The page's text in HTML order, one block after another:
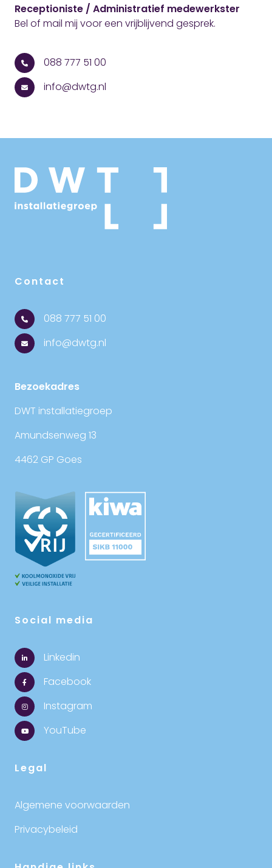
Receptioniste / Administratief medewerkster
Bel of mail mij voor een vrijblijvend gesprek.
088 777 51 00
info@dwtg.nl
Contact
088 777 51 00
info@dwtg.nl
Bezoekadres
DWT installatiegroep
Amundsenweg 13
4462 GP Goes
Social media
Linkedin
Facebook
Instagram
YouTube
Legal
Algemene voorwaarden
Privacybeleid